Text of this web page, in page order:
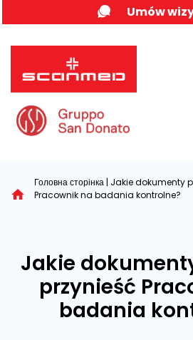
to
content
Umów
Головна сторінка | Jakie dokumenty
Pracownik na badania kontrolne?
Jakie
przynieść
badania